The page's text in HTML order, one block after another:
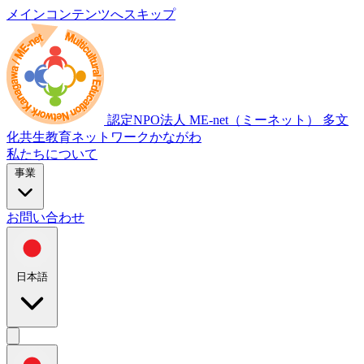
メインコンテンツへスキップ
認定NPO法人 ME-net（ミーネット）
多文
化共生教育ネットワークかながわ
私たちについて
事業
お問い合わせ
日本語